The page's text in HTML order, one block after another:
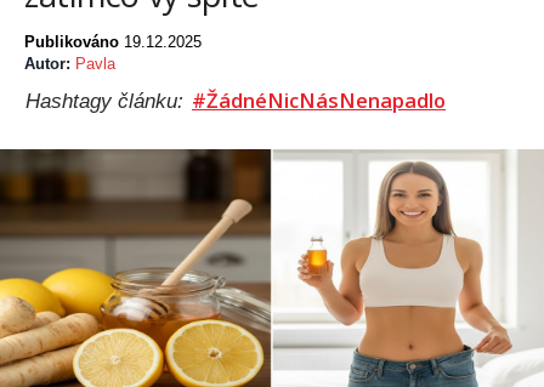
Publikováno 19.12.2025
Autor: Pavla
Hashtagy článku: #ŽádnéNicNásNenapadlo